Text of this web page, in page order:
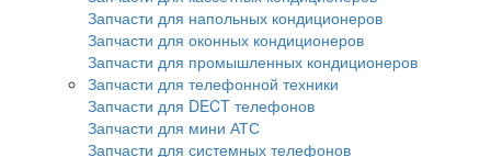
Запчасти для напольных кондиционеров
Запчасти для оконных кондиционеров
Запчасти для промышленных кондиционеров
Запчасти для телефонной техники
Запчасти для DECT телефонов
Запчасти для мини АТС
Запчасти для системных телефонов